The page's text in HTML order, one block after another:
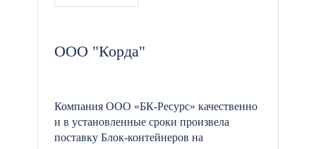
ООО "Корда"
Компания ООО «БК-Ресурс» качественно
и в установленные сроки произвела
поставку Блок-контейнеров на